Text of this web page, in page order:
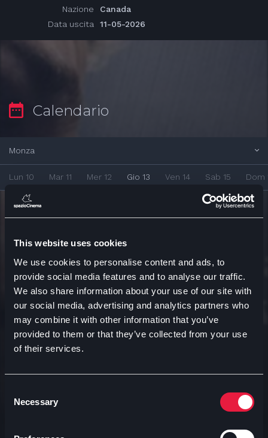
This website uses cookies
We use cookies to personalise content and ads, to
provide social media features and to analyse our traffic.
We also share information about your use of our site with
our social media, advertising and analytics partners who
may combine it with other information that you’ve
provided to them or that they’ve collected from your use
of their services.
Selection
Necessary
Nazione
Canada
Data uscita
11-05-2026
Calendario
Monza
Lun 10 Mar 11 Mer 12 Gio 13 Ven 14 Sab 15 Dom
ARIANTEO MONZA